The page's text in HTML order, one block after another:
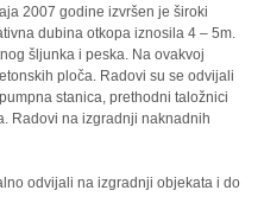
2007 godine izvršen je široki
dubina otkopa iznosila 4 – 5m.
šljunka i peska. Na ovakvoj
ploča. Radovi su se odvijali
stanica, prethodni taložnici
Radovi na izgradnji naknadnih
odvijali na izgradnji objekata i do